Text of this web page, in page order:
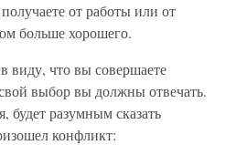
от работы или от
больше хорошего.
виду, что вы совершаете
выбор вы должны отвечать.
будет разумным сказать
конфликт: